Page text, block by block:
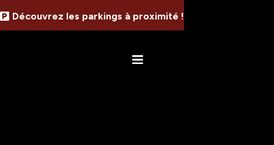
Découvrez les parkings à proximité !